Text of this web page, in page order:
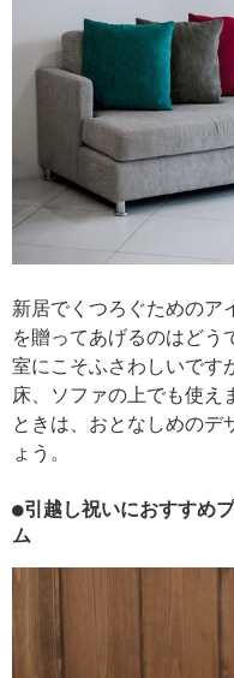
新居でくつろぐためのア
を贈ってあげるのはどう
室にこそふさわしいです
床、ソファの上でも使え
ときは、おとなしめのデ
ょう。
●引越し祝いにおすすめ
ム